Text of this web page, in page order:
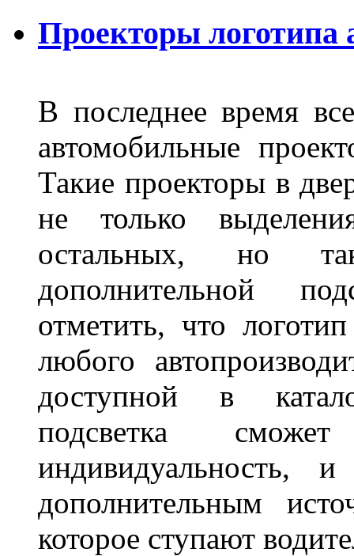
Проекторы логотипа
В последнее время
автомобильные
Такие проекторы в
не только
остальных, но
дополнительной
отметить, что
любого
доступной в
подсветка
индивидуальность,
дополнительным
которое ступают